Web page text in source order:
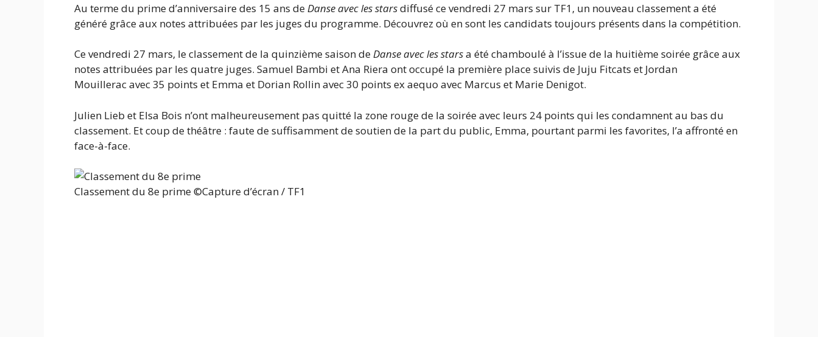
Au terme du prime d’anniversaire des 15 ans deDanse avec les starsdiffusé ce vendredi 27 mars sur TF1, un nouveau classement a été
généré grâce aux notes attribuées par les juges du programme. Découvrez où en sont les candidats toujours présents dans la compétition.
Ce vendredi 27 mars, le classement de la quinzième saison deDanse avec les starsa été chamboulé à l’issue de la huitième soirée grâce aux
notes attribuées par les quatre juges. Samuel Bambi et Ana Riera ont occupé la première place suivis de Juju Fitcats et Jordan
Mouillerac avec 35 points et Emma et Dorian Rollin avec 30 points ex aequo avec Marcus et Marie Denigot.
Julien Lieb et Elsa Bois n’ont malheureusement pas quitté la zone rouge de la soirée avec leurs 24 points qui les condamnent au bas du
classement. Et coup de théâtre : faute de suffisamment de soutien de la part du public, Emma, pourtant parmi les favorites, l’a affronté en
face-à-face.
Classement du 8e prime©Capture d’écran / TF1